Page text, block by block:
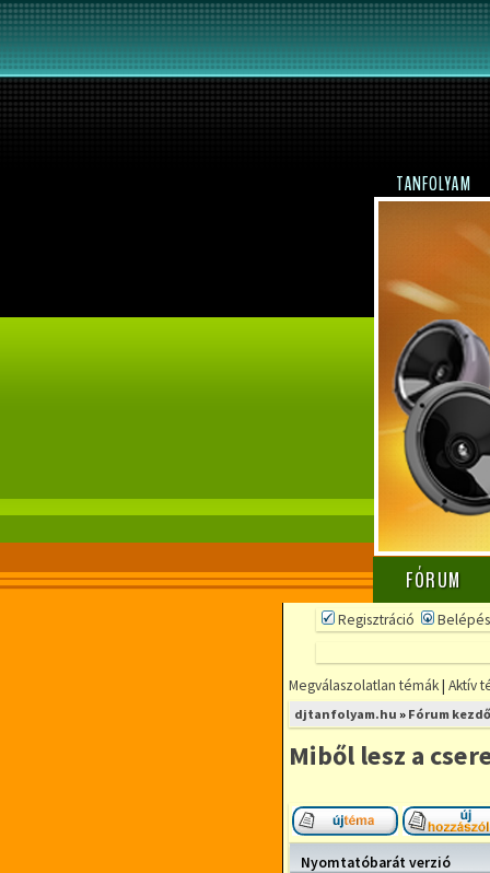
TANFOLYAM
FÓRUM
Regisztráció Belépés
Megválaszolatlan témák| Aktív
djtanfolyam.hu » Fórum
Miből lesz a
Új téma nyitása
Nyomtatóbarát verzió